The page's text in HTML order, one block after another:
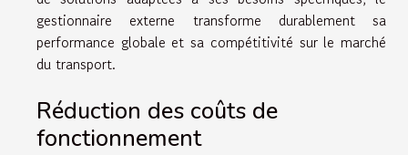
gestionnaire externe transforme durablement sa
performance globale et sa compétitivité sur le marché
du transport.
Réduction des coûts de
fonctionnement